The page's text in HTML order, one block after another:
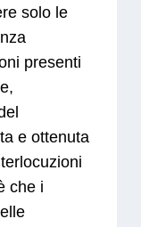
solo le
presenti
e ottenuta
che i